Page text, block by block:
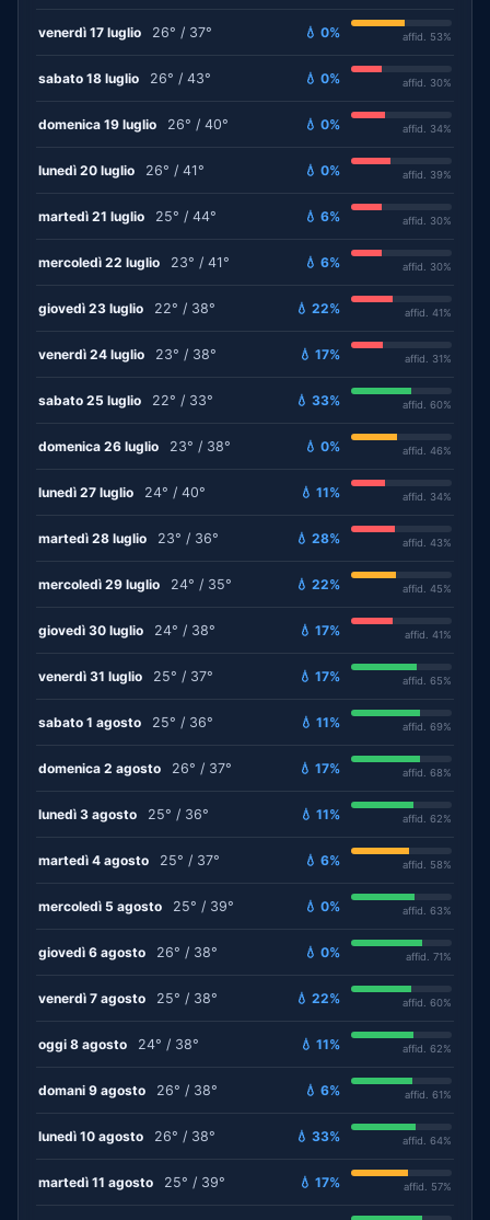
venerdì 17 luglio 26° / 37° 💧 0% affid. 53%
sabato 18 luglio 26° / 43° 💧 0% affid. 30%
domenica 19 luglio 26° / 40° 💧 0% affid. 34%
lunedì 20 luglio 26° / 41° 💧 0% affid. 39%
martedì 21 luglio 25° / 44° 💧 6% affid. 30%
mercoledì 22 luglio 23° / 41° 💧 6% affid. 30%
giovedì 23 luglio 22° / 38° 💧 22% affid. 41%
venerdì 24 luglio 23° / 38° 💧 17% affid. 31%
sabato 25 luglio 22° / 33° 💧 33% affid. 60%
domenica 26 luglio 23° / 38° 💧 0% affid. 46%
lunedì 27 luglio 24° / 40° 💧 11% affid. 34%
martedì 28 luglio 23° / 36° 💧 28% affid. 43%
mercoledì 29 luglio 24° / 35° 💧 22% affid. 45%
giovedì 30 luglio 24° / 38° 💧 17% affid. 41%
venerdì 31 luglio 25° / 37° 💧 17% affid. 65%
sabato 1 agosto 25° / 36° 💧 11% affid. 69%
domenica 2 agosto 26° / 37° 💧 17% affid. 68%
lunedì 3 agosto 25° / 36° 💧 11% affid. 62%
martedì 4 agosto 25° / 37° 💧 6% affid. 58%
mercoledì 5 agosto 25° / 39° 💧 0% affid. 63%
giovedì 6 agosto 26° / 38° 💧 0% affid. 71%
venerdì 7 agosto 25° / 38° 💧 22% affid. 60%
oggi 8 agosto 24° / 38° 💧 11% affid. 62%
domani 9 agosto 26° / 38° 💧 6% affid. 61%
lunedì 10 agosto 26° / 38° 💧 33% affid. 64%
martedì 11 agosto 25° / 39° 💧 17% affid. 57%